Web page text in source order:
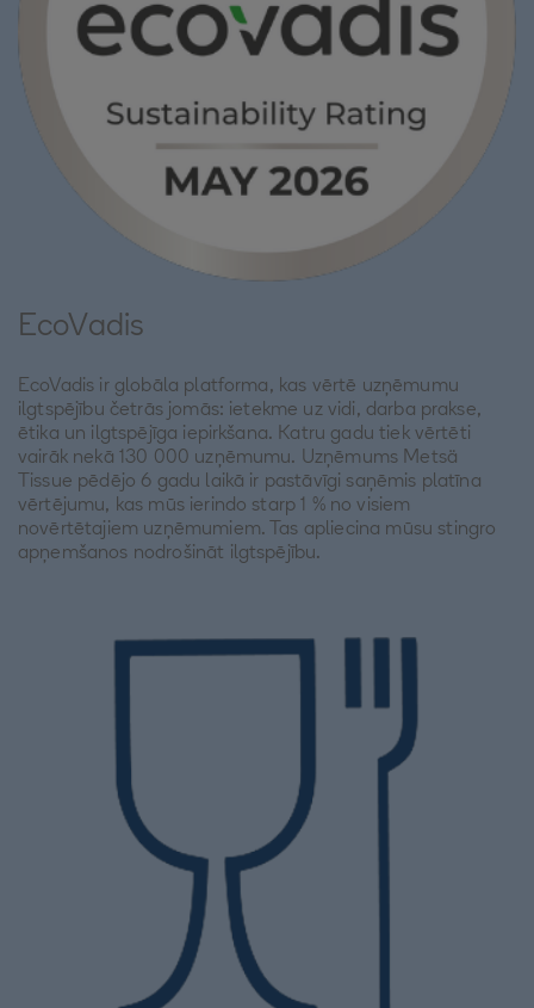
EcoVadis
EcoVadis ir globāla platforma, kas vērtē uzņēmumu
ilgtspējību četrās jomās: ietekme uz vidi, darba prakse,
ētika un ilgtspējīga iepirkšana. Katru gadu tiek vērtēti
vairāk nekā 130 000 uzņēmumu. Uzņēmums Metsä
Tissue pēdējo 6 gadu laikā ir pastāvīgi saņēmis platīna
vērtējumu, kas mūs ierindo starp 1 % no visiem
novērtētajiem uzņēmumiem. Tas apliecina mūsu stingro
apņemšanos nodrošināt ilgtspējību.